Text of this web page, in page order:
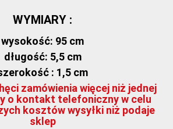
WYMIARY :
wysokość: 95 cm
długość: 5,5 cm
: 1,5 cm
zamówienia więcej niż jednej
o kontakt telefoniczny w celu
kosztów wysyłki niż podaje
sklep